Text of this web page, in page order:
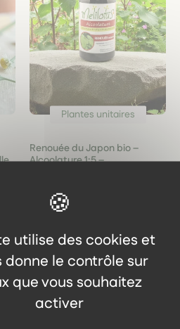
utilise des cookies et
donne le contrôle sur
que vous souhaitez
activer
Plantes unitaires
Renouée du Japon bio –
Alcoolature 1:5 –
15,90 €
Ajouter
Stock disponible :1